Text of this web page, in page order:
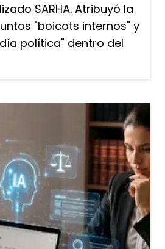
SARHA. Atribuyó la
"boicots internos" y
política" dentro del